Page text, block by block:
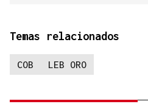
Temas relacionados
COB LEB ORO